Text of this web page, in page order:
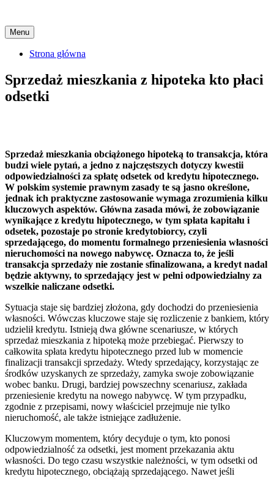
Menu Skip
to
content
Strona główna
Sprzedaż mieszkania z hipoteka kto płaci
odsetki
Sprzedaż mieszkania obciążonego hipoteką to transakcja, która
budzi wiele pytań, a jedno z najczęstszych dotyczy kwestii
odpowiedzialności za spłatę odsetek od kredytu hipotecznego.
W polskim systemie prawnym zasady te są jasno określone,
jednak ich praktyczne zastosowanie wymaga zrozumienia kilku
kluczowych aspektów. Główna zasada mówi, że zobowiązanie
wynikające z kredytu hipotecznego, w tym spłata kapitału i
odsetek, pozostaje po stronie kredytobiorcy, czyli
sprzedającego, do momentu formalnego przeniesienia własności
nieruchomości na nowego nabywcę. Oznacza to, że jeśli
transakcja sprzedaży nie zostanie sfinalizowana, a kredyt nadal
będzie aktywny, to sprzedający jest w pełni odpowiedzialny za
wszelkie naliczane odsetki.
Sytuacja staje się bardziej złożona, gdy dochodzi do przeniesienia
własności. Wówczas kluczowe staje się rozliczenie z bankiem, który
udzielił kredytu. Istnieją dwa główne scenariusze, w których
sprzedaż mieszkania z hipoteką może przebiegać. Pierwszy to
całkowita spłata kredytu hipotecznego przed lub w momencie
finalizacji transakcji sprzedaży. Wtedy sprzedający, korzystając ze
środków uzyskanych ze sprzedaży, zamyka swoje zobowiązanie
wobec banku. Drugi, bardziej powszechny scenariusz, zakłada
przeniesienie kredytu na nowego nabywcę. W tym przypadku,
zgodnie z przepisami, nowy właściciel przejmuje nie tylko
nieruchomość, ale także istniejące zadłużenie.
Kluczowym momentem, który decyduje o tym, kto ponosi
odpowiedzialność za odsetki, jest moment przekazania aktu
własności. Do tego czasu wszystkie należności, w tym odsetki od
kredytu hipotecznego, obciążają sprzedającego. Nawet jeśli